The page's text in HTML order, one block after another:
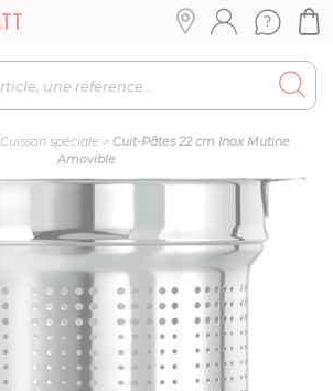
Cuisson spéciale > Cuit-Pâtes 22 cm Inox Mutine
Amovible